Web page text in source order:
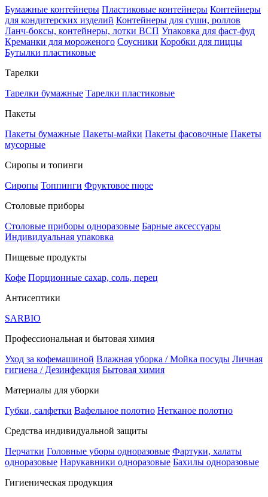
Бумажные контейнеры Пластиковые контейнеры Контейнеры
для кондитерских изделий Контейнеры для суши, роллов
Ланч-боксы, контейнеры, лотки ВСП Упаковка для фаст-фуд
Креманки для мороженого Соусники Коробки для пиццы
Бутылки пластиковые
Тарелки
Тарелки бумажные Тарелки пластиковые
Пакеты
Пакеты бумажные Пакеты-майки Пакеты фасовочные Пакеты
мусорные
Сиропы и топинги
Сиропы Топпинги Фруктовое пюре
Столовые приборы
Столовые приборы одноразовые Барные аксессуары
Индивидуальная упаковка
Пищевые продукты
Кофе Порционные сахар, соль, перец
Антисептики
SARBIO
Профессиональная и бытовая химия
Уход за кофемашиной Влажная уборка / Мойка посуды Личная
гигиена / Дезинфекция Бытовая химия
Материалы для уборки
Губки, салфетки Вафельное полотно Нетканое полотно
Средства индивидуальной защиты
Перчатки Головные уборы одноразовые Фартуки, халаты
одноразовые Нарукавники одноразовые Бахилы одноразовые
Гигиеническая продукция